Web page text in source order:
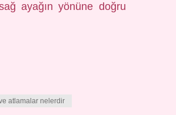
ayağın yönüne doğru
atlamalar nelerdir